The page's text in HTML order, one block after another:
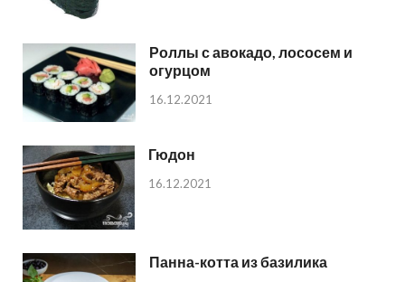
Роллы с авокадо, лососем и
огурцом
16.12.2021
Гюдон
16.12.2021
Панна-котта из базилика